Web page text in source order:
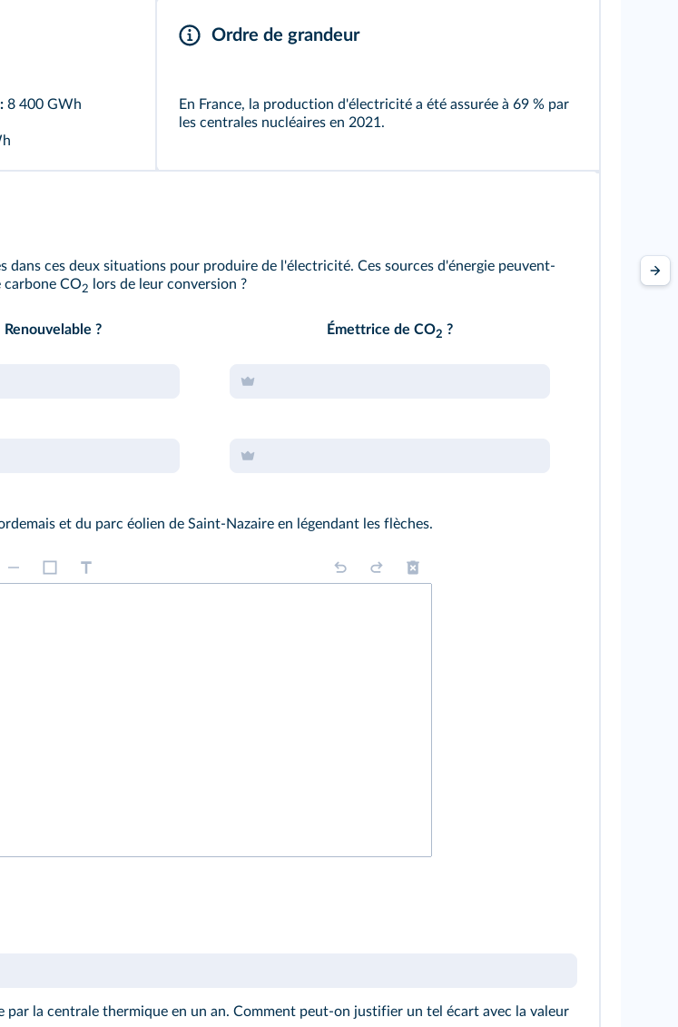
8 400 GWh
Ordre de grandeur
En France, la production d'électricité a été assurée à 69 % par
les centrales nucléaires en 2021.
dans ces deux situations pour produire de l'électricité. Ces sources d'énergie peuvent-
carbone CO2 lors de leur conversion ?
Renouvelable ? Émettrice de CO2 ?
et du parc éolien de Saint-Nazaire en légendant les flèches.
la centrale thermique en un an. Comment peut-on justifier un tel écart avec la valeur